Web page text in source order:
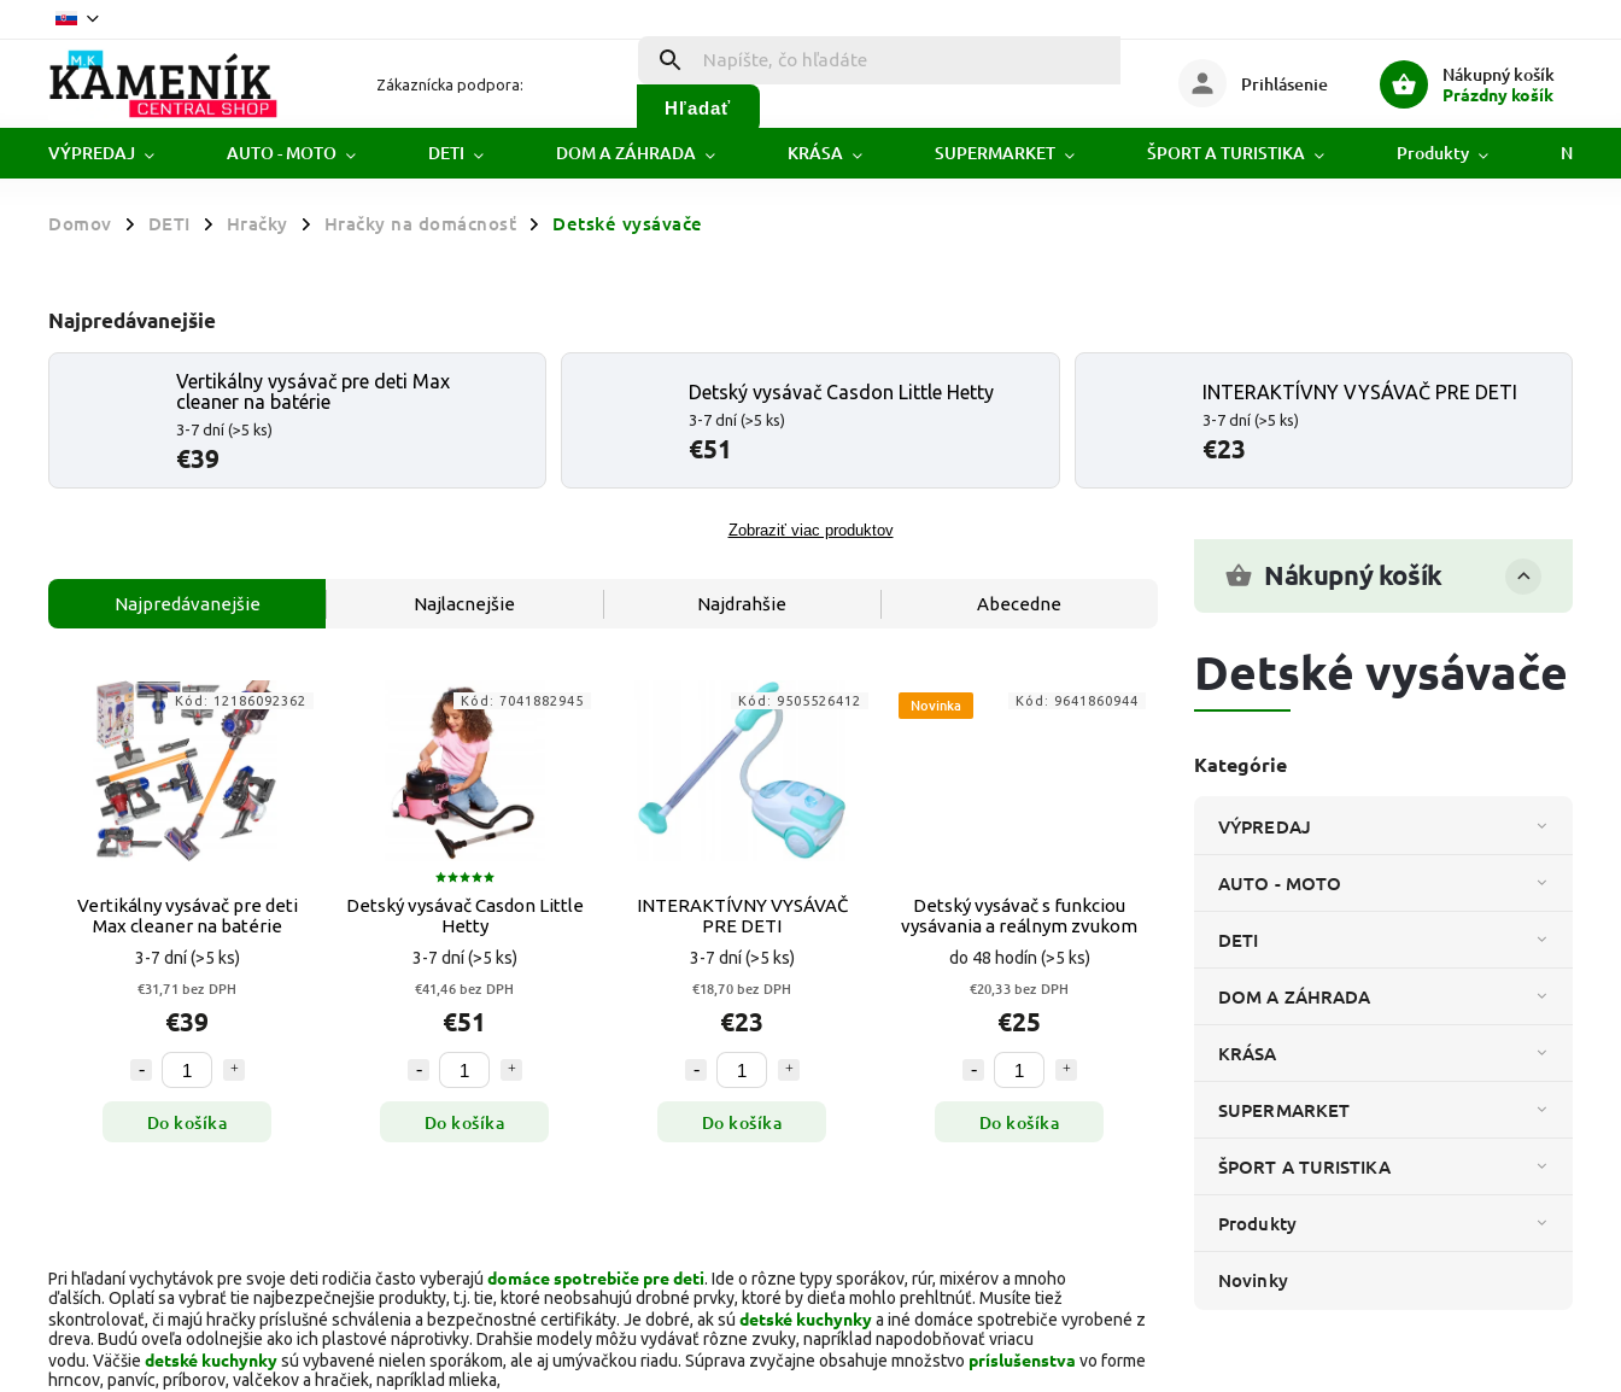
Zákaznícka podpora:
Hľadať
Nákupný košík
Prázdny košík
Prihlásenie
VÝPREDAJ AUTO - MOTO DETI DOM A ZÁHRADA KRÁSA SUPERMARKET ŠPORT A TURISTIKA Produkty
Domov / DETI / Hračky / Hračky na domácnosť / Detské vysávače
Najpredávanejšie
Vertikálny vysávač pre deti Max
cleaner na batérie
3-7 dní (>5 ks)
€39
Detský vysávač Casdon Little Hetty
3-7 dní(>5 ks)
€51
INTERAKTÍVNY VYSÁVAČ PRE DETI
3-7 dní (>5 ks)
€23
Zobraziť viac produktov
Nákupný košík
Detské vysávače
Kategórie
VÝPREDAJ
AUTO - MOTO
DETI
DOM A ZÁHRADA
KRÁSA
SUPERMARKET
ŠPORT A TURISTIKA
Produkty
Novinky
Najpredávanejšie Najlacnejšie Najdrahšie Abecedne
Vertikálny vysávač pre deti
Max cleaner na batérie
3-7 dní(>5 ks)
€31,71 bez DPH
€39
Do košíka
Kód: 12186092362
Detský vysávač Casdon Little
Hetty
3-7 dní(>5 ks)
€41,46 bez DPH
€51
Do košíka
Kód: 7041882945
INTERAKTÍVNY VYSÁVAČ
PRE DETI
3-7 dní(>5 ks)
€18,70 bez DPH
€23
Do košíka
Kód: 9505526412 Novinka
Detský vysávač s funkciou
vysávania a reálnym zvukom
do 48 hodín (>5 ks)
€20,33 bez DPH
€25
Do košíka
Kód: 9641860944
Pri hľadaní vychytávok pre svoje deti rodičia často vyberajú domáce spotrebiče pre deti. Ide o rôzne typy sporákov, rúr, mixérov a mnoho
ďalších. Oplatí sa vybrať tie najbezpečnejšie produkty, t.j. tie, ktoré neobsahujú drobné prvky, ktoré by dieťa mohlo prehltnúť. Musíte tiež
skontrolovať, či majú hračky príslušné schválenia a bezpečnostné certifikáty. Je dobré, ak sú detské kuchynkya iné domáce spotrebiče vyrobené z
dreva. Budú oveľa odolnejšie ako ich plastové náprotivky. Drahšie modely môžu vydávať rôzne zvuky, napríklad napodobňovať vriacu
vodu. Väčšie detské kuchynkysú vybavené nielen sporákom, ale aj umývačkou riadu. Súprava zvyčajne obsahuje množstvo príslušenstva vo forme
hrncov, panvíc, príborov, valčekov a hračiek, napríklad mlieka,